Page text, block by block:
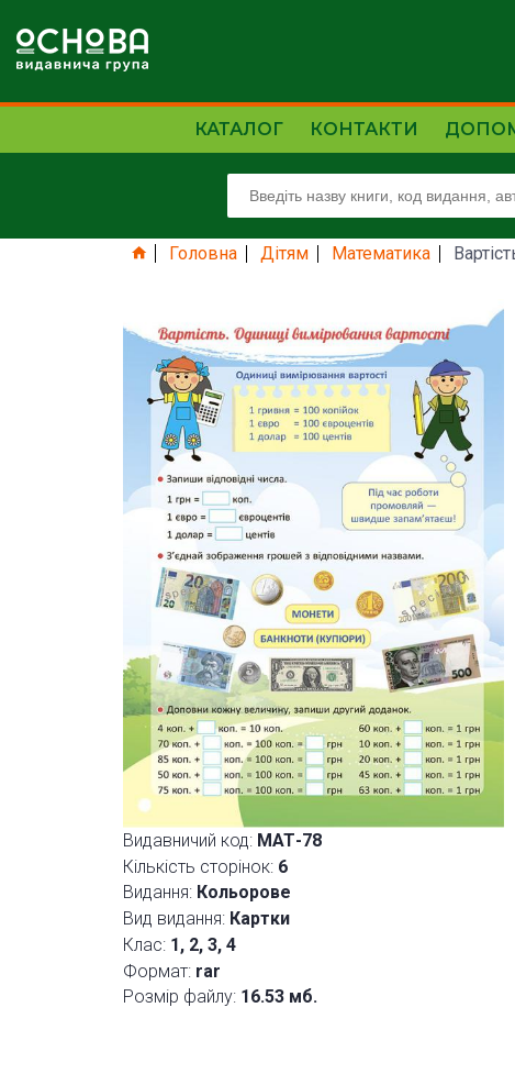
КАТАЛОГ КОНТАКТИ
Головна Дітям Математика
Видавничий код: МАТ-78
Кількість сторінок: 6
Видання: Кольорове
Вид видання: Картки
Клас: 1, 2, 3, 4
Формат: rar
Розмір файлу: 16.53 мб.